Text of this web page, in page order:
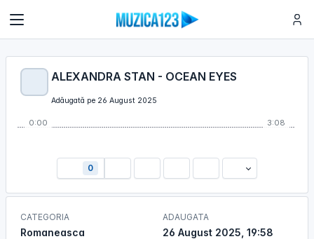
ALEXANDRA STAN - OCEAN EYES
Adăugată pe 26 August 2025
0:00 3:08
0
CATEGORIA
Romaneasca
ADAUGATA
26 August 2025, 19:58